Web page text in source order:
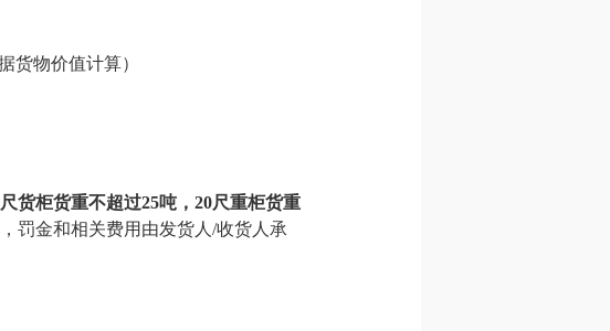
货物价值计算）
货柜货重不超过25吨，20尺重柜货重
罚金和相关费用由发货人/收货人承